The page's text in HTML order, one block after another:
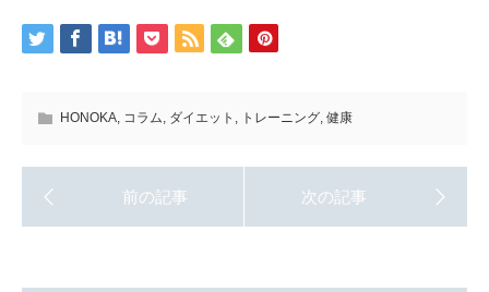
HONOKA, コラム, ダイエット , トレーニング, 健康